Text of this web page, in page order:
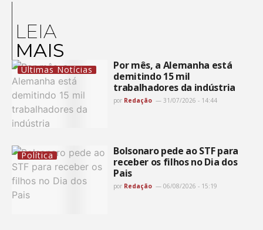
LEIA
MAIS
Últimas Notícias
Por mês, a Alemanha está
demitindo 15 mil
trabalhadores da indústria
por Redação 31/07/2026 - 14:44
Política
Bolsonaro pede ao STF para
receber os filhos no Dia dos
Pais
por Redação 06/08/2026 - 15:19